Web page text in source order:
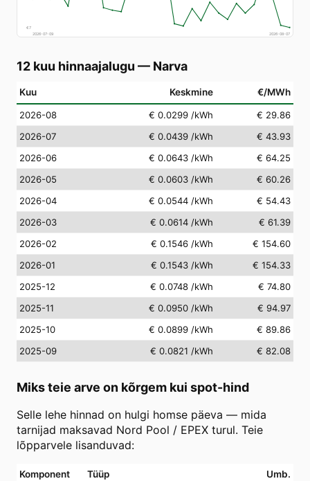
€7
2026-07-09
2026-08-07
12 kuu hinnaajalugu — Narva
Kuu Keskmine €/MWh
2026-08 € 0.0299 /kWh
€ 29.86
2026-07
€ 0.0439 /kWh
€ 43.93
2026-06
€ 0.0643 /kWh
€ 64.25
2026-05
€ 0.0603 /kWh
€ 60.26
2026-04
€ 0.0544 /kWh
€ 54.43
2026-03
€ 0.0614 /kWh
€ 61.39
2026-02
€ 0.1546 /kWh
€ 154.60
2026-01
€ 0.1543 /kWh
€ 154.33
2025-12
€ 0.0748 /kWh
€ 74.80
2025-11
€ 0.0950 /kWh
€ 94.97
2025-10
€ 0.0899 /kWh
€ 89.86
2025-09
€ 0.0821 /kWh € 82.08
Miks teie arve on kõrgem kui spot-hind
Selle lehe hinnad on hulgi homse päeva — mida
tarnijad maksavad Nord Pool / EPEX turul. Teie
lõpparvele lisanduvad:
Komponent Tüüp Umb.